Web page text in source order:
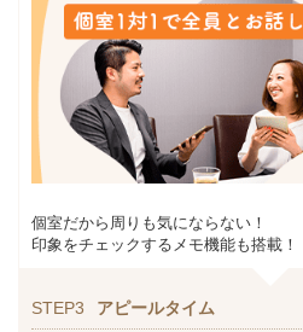
個室だから周りも気にならない！
印象をチェックするメモ機能も搭載！
STEP3 アピールタイム